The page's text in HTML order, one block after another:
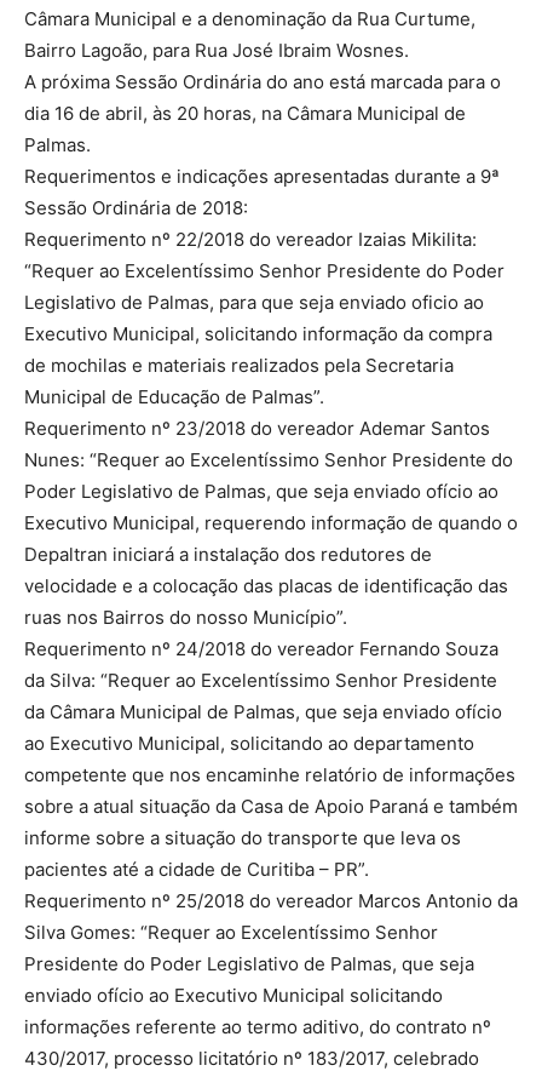
Câmara Municipal e a denominação da Rua Curtume,
Bairro Lagoão, para Rua José Ibraim Wosnes.
A próxima Sessão Ordinária do ano está marcada para o
dia 16 de abril, às 20 horas, na Câmara Municipal de
Palmas.
Requerimentos e indicações apresentadas durante a 9ª
Sessão Ordinária de 2018:
Requerimento nº 22/2018 do vereador Izaias Mikilita:
“Requer ao Excelentíssimo Senhor Presidente do Poder
Legislativo de Palmas, para que seja enviado oficio ao
Executivo Municipal, solicitando informação da compra
de mochilas e materiais realizados pela Secretaria
Municipal de Educação de Palmas”.
Requerimento nº 23/2018 do vereador Ademar Santos
Nunes: “Requer ao Excelentíssimo Senhor Presidente do
Poder Legislativo de Palmas, que seja enviado ofício ao
Executivo Municipal, requerendo informação de quando o
Depaltran iniciará a instalação dos redutores de
velocidade e a colocação das placas de identificação das
ruas nos Bairros do nosso Município”.
Requerimento nº 24/2018 do vereador Fernando Souza
da Silva: “Requer ao Excelentíssimo Senhor Presidente
da Câmara Municipal de Palmas, que seja enviado ofício
ao Executivo Municipal, solicitando ao departamento
competente que nos encaminhe relatório de informações
sobre a atual situação da Casa de Apoio Paraná e também
informe sobre a situação do transporte que leva os
pacientes até a cidade de Curitiba – PR”.
Requerimento nº 25/2018 do vereador Marcos Antonio da
Silva Gomes: “Requer ao Excelentíssimo Senhor
Presidente do Poder Legislativo de Palmas, que seja
enviado ofício ao Executivo Municipal solicitando
informações referente ao termo aditivo, do contrato nº
430/2017, processo licitatório nº 183/2017, celebrado